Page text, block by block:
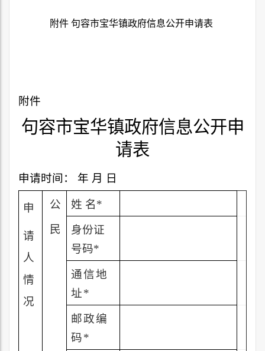
附件 句容市宝华镇政府信息公开申请表
附件
句容市宝华镇政府信息公开申
请表
申请时间： 年 月 日
申
请
人
情
况
公
民
姓 名*
身份证
号码*
通信地
址*
邮政编
码*